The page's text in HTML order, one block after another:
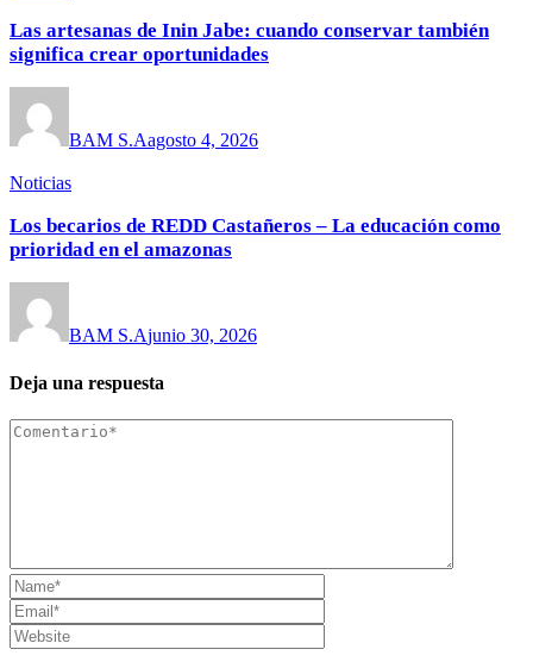
Las artesanas de Inin Jabe: cuando conservar también
significa crear oportunidades
BAM S.Aagosto 4, 2026
Noticias
Los becarios de REDD Castañeros – La educación como
prioridad en el amazonas
BAM S.Ajunio 30, 2026
Deja una respuesta